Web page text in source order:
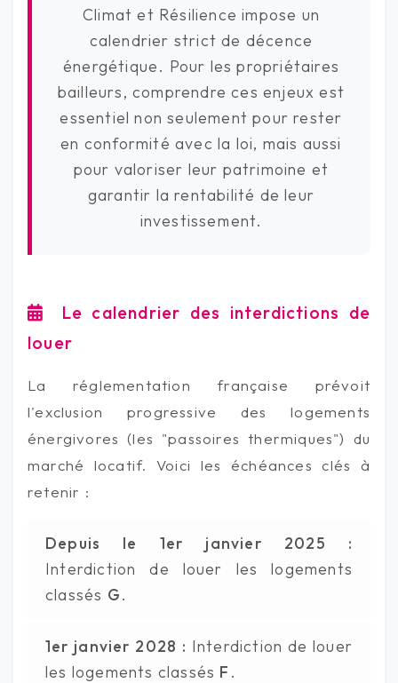
Climat et Résilience impose un
calendrier strict de décence
énergétique. Pour les propriétaires
bailleurs, comprendre ces enjeux est
essentiel non seulement pour rester
en conformité avec la loi, mais aussi
pour valoriser leur patrimoine et
garantir la rentabilité de leur
investissement.
Le calendrier des interdictions de
louer
La réglementation française prévoit
l'exclusion progressive des logements
énergivores (les "passoires thermiques") du
marché locatif. Voici les échéances clés à
retenir :
Depuis le 1er janvier 2025 :
Interdiction de louer les logements
classés G.
1er janvier 2028 : Interdiction de louer
les logements classés F .